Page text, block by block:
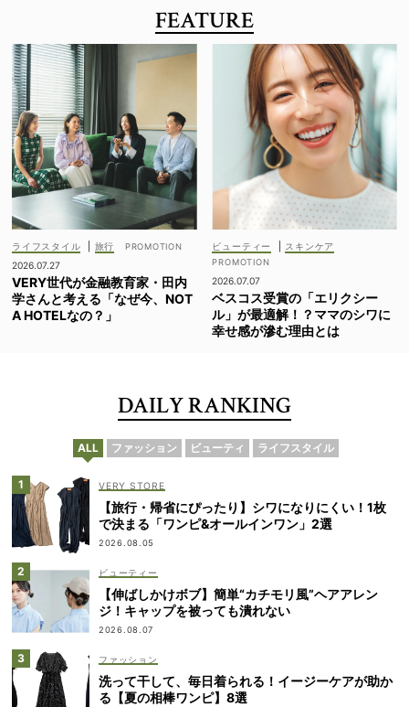
FEATURE
ライフスタイル
旅行
2026.07.27
VERY世代が金融教育家・田内
学さんと考える「なぜ今、NOT
A HOTELなの？」
ビューティー スキンケア
2026.07.07
ベスコス受賞の「エリクシー
ル」が最適解！？ママのシワに
幸せ感が滲む理由とは
DAILY RANKING
ALL ファッション ビューティ ライフスタイル
VERY STORE
【旅行・帰省にぴったり】シワになりにくい！1枚
で決まる「ワンピ&オールインワン」2選
2026.08.05
ビューティー
【伸ばしかけボブ】簡単“カチモリ風”ヘアアレン
ジ！キャップを被っても潰れない
2026.08.07
ファッション
洗って干して、毎日着られる！イージーケアが助か
る【夏の相棒ワンピ】8選